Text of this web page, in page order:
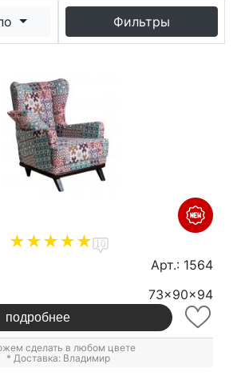
Фильтры
10
Арт.: 1564
73x90x94
подробнее
сделать в любом цвете
* Доставка: Владимир